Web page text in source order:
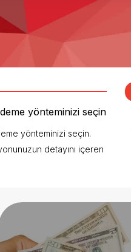
yönteminizi seçin
yönteminizi seçin.
detayını içeren